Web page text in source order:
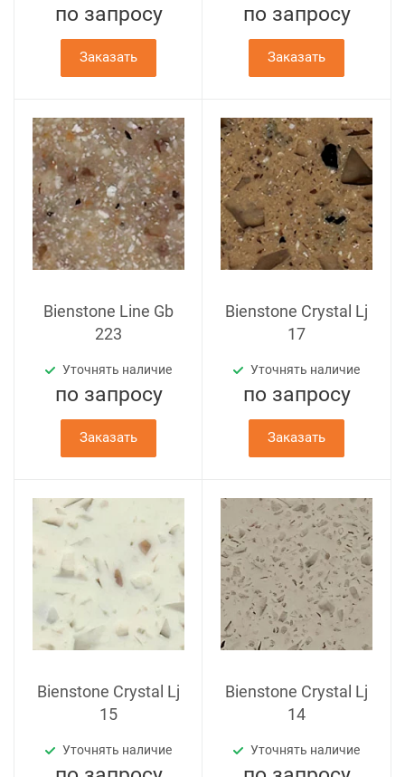
по запросу
Заказать
по запросу
Заказать
Bienstone Line Gb
223
Уточнять наличие
по запросу
Заказать
Bienstone Crystal Lj
17
Уточнять наличие
по запросу
Заказать
Bienstone Crystal Lj
15
Уточнять наличие
Bienstone Crystal Lj
14
Уточнять наличие